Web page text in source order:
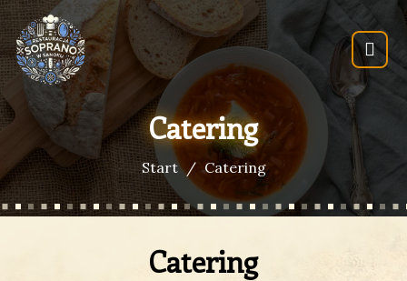
Catering
Start Catering
Catering